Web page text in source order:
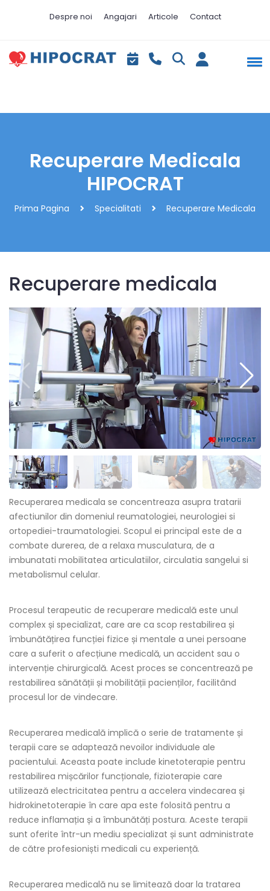
Despre noi Angajari Articole Contact
Recuperare Medicala
HIPOCRAT
Prima Pagina Specialitati Recuperare Medicala
Recuperare medicala
Recuperarea medicala se concentreaza asupra tratarii
afectiunilor din domeniul reumatologiei, neurologiei si
ortopediei-traumatologiei. Scopul ei principal este de a
combate durerea, de a relaxa musculatura, de a
imbunatati mobilitatea articulatiilor, circulatia sangelui si
metabolismul celular.
Procesul terapeutic de recuperare medicală este unul
complex și specializat, care are ca scop restabilirea și
îmbunătățirea funcției fizice și mentale a unei persoane
care a suferit o afecțiune medicală, un accident sau o
intervenție chirurgicală. Acest proces se concentrează pe
restabilirea sănătății și mobilității pacienților, facilitând
procesul lor de vindecare.
Recuperarea medicală implică o serie de tratamente și
terapii care se adaptează nevoilor individuale ale
pacientului. Aceasta poate include kinetoterapie pentru
restabilirea mișcărilor funcționale, fizioterapie care
utilizează electricitatea pentru a accelera vindecarea și
hidrokinetoterapie în care apa este folosită pentru a
reduce inflamația și a îmbunătăți postura. Aceste terapii
sunt oferite într-un mediu specializat și sunt administrate
de către profesioniști medicali cu experiență.
Recuperarea medicală nu se limitează doar la tratarea